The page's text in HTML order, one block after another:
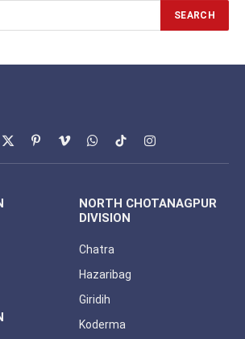
X
(Twitter)
PinterestVimeoWhatsApp
TikTokInstagram
NORTH CHOTANAGPUR
DIVISION
Chatra
Hazaribag
Giridih
Koderma